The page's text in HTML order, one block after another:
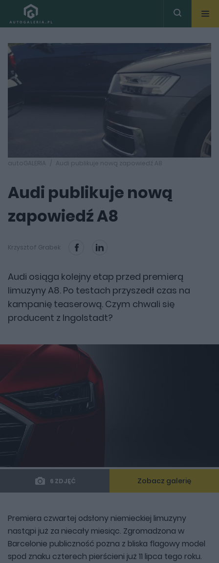
autoGALERIA Audi publikuje nową zapowiedź A8
Audi publikuje nową
zapowiedź A8
Krzysztof Grabek
Audi osiąga kolejny etap przed premierą
limuzyny A8. Po testach przyszedł czas na
kampanię teaserową. Czym chwali się
producent z Ingolstadt?
6 ZDJĘĆ Zobacz galerię
Premiera czwartej odsłony niemieckiej limuzyny
nastąpi już za niecały miesiąc. Zgromadzona w
Barcelonie publiczność pozna z bliska flagowy model
spod znaku czterech pierścieni już 11 lipca tego roku.